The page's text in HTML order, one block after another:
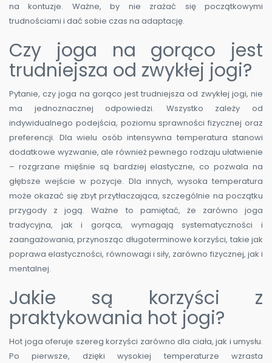
na kontuzje. Ważne, by nie zrażać się początkowymi
trudnościami i dać sobie czas na adaptację.
Czy joga na gorąco jest
trudniejsza od zwykłej jogi?
Pytanie, czy joga na gorąco jest trudniejsza od zwykłej jogi, nie
ma jednoznacznej odpowiedzi. Wszystko zależy od
indywidualnego podejścia, poziomu sprawności fizycznej oraz
preferencji. Dla wielu osób intensywna temperatura stanowi
dodatkowe wyzwanie, ale również pewnego rodzaju ułatwienie
– rozgrzane mięśnie są bardziej elastyczne, co pozwala na
głębsze wejście w pozycje. Dla innych, wysoka temperatura
może okazać się zbyt przytłaczająca, szczególnie na początku
przygody z jogą. Ważne to pamiętać, że zarówno joga
tradycyjna, jak i gorąca, wymagają systematyczności i
zaangażowania, przynosząc długoterminowe korzyści, takie jak
poprawa elastyczności, równowagi i siły, zarówno fizycznej, jak i
mentalnej.
Jakie są korzyści z
praktykowania hot jogi?
Hot joga oferuje szereg korzyści zarówno dla ciała, jak i umysłu.
Po pierwsze, dzięki wysokiej temperaturze wzrasta